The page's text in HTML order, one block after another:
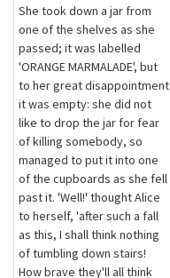
She took down a jar from
one of the shelves as she
passed; it was labelled
'ORANGE MARMALADE', but
to her great disappointment
it was empty: she did not
like to drop the jar for fear
of killing somebody, so
managed to put it into one
of the cupboards as she fell
past it. 'Well!' thought Alice
to herself, 'after such a fall
as this, I shall think nothing
of tumbling down stairs!
How brave they'll all think